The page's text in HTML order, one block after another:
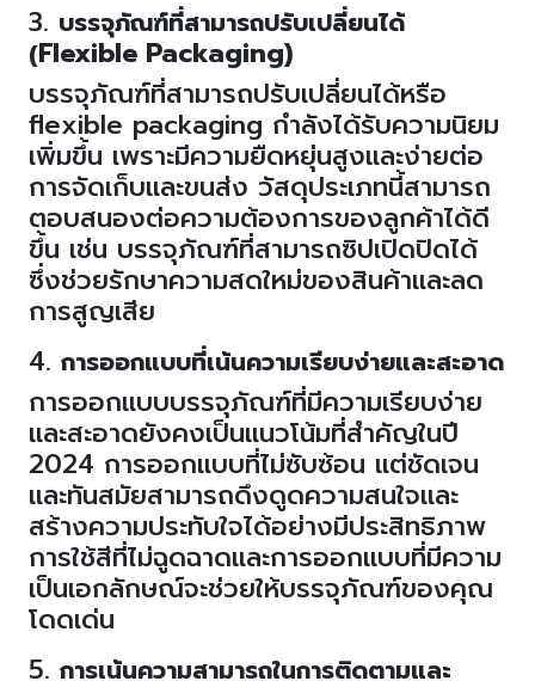
3. บรรจุภัณฑ์ที่สามารถปรับเปลี่ยนได้
(Flexible Packaging)
บรรจุภัณฑ์ที่สามารถปรับเปลี่ยนได้หรือ
flexible packaging กำลังได้รับความนิยม
เพิ่มขึ้น เพราะมีความยืดหยุ่นสูงและง่ายต่อ
การจัดเก็บและขนส่ง วัสดุประเภทนี้สามารถ
ตอบสนองต่อความต้องการของลูกค้าได้ดี
ขึ้น เช่น บรรจุภัณฑ์ที่สามารถซิปเปิดปิดได้
ซึ่งช่วยรักษาความสดใหม่ของสินค้าและลด
การสูญเสีย
4. การออกแบบที่เน้นความเรียบง่ายและสะอาด
การออกแบบบรรจุภัณฑ์ที่มีความเรียบง่าย
และสะอาดยังคงเป็นแนวโน้มที่สำคัญในปี
2024 การออกแบบที่ไม่ซับซ้อน แต่ชัดเจน
และทันสมัยสามารถดึงดูดความสนใจและ
สร้างความประทับใจได้อย่างมีประสิทธิภาพ
การใช้สีที่ไม่ฉูดฉาดและการออกแบบที่มีความ
เป็นเอกลักษณ์จะช่วยให้บรรจุภัณฑ์ของคุณ
โดดเด่น
5. การเน้นความสามารถในการติดตามและ